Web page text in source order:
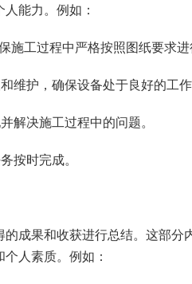
能力。例如：
施工过程中严格按照图纸要求进
维护，确保设备处于良好的工作
解决施工过程中的问题。
按时完成。
成果和收获进行总结。这部
人素质。例如：